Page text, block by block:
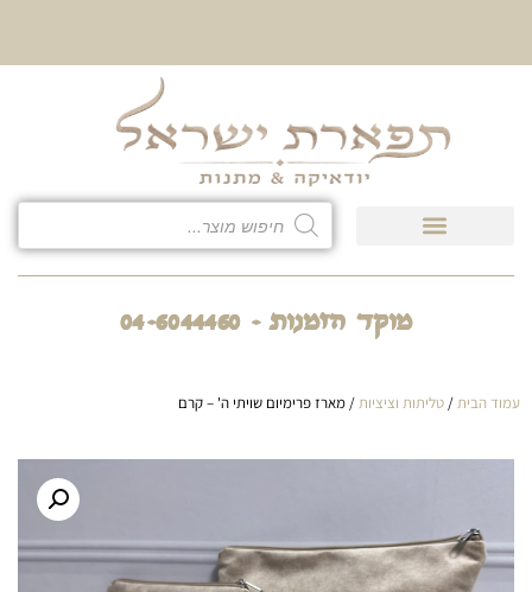
מוקד הזמנות - 04-6044460
עמוד הבית/ טליתות וציציות/ מארז פרימיום שויתי ה' – קרם